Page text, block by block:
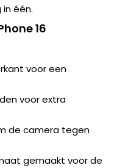
één.
16
voor een
voor extra
de camera tegen
gemaakt voor de